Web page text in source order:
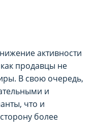
активности
продавцы не
В свою очередь,
и
что и
более